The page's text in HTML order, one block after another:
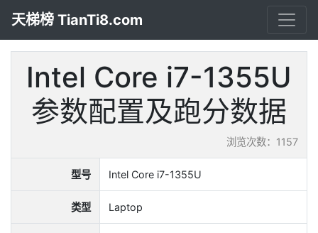
天梯榜 TianTi8.com
Intel Core i7-1355U
参数配置及跑分数据
浏览次数：1157
型号 Intel Core i7-1355U
类型 Laptop